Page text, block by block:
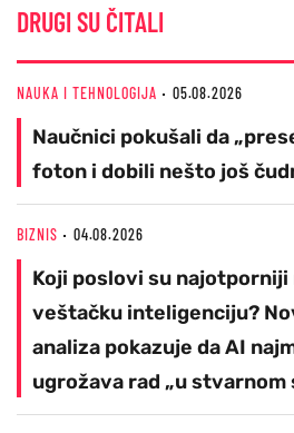
DRUGI SU ČITALI
NAUKA I TEHNOLOGIJA 05.08.2026
Naučnici pokušali da
foton i dobili nešto još
BIZNIS 04.08.2026
Koji poslovi su najotporniji
veštačku inteligenciju?
analiza pokazuje da AI
ugrožava rad „u stvarnom